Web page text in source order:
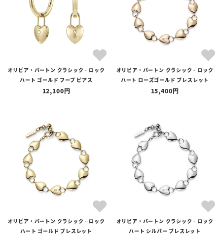
オリビア・バートン クラシック - ロック
ハート ゴールド フープ ピアス
12,100
オリビア・バートン クラシック - ロック
ハート ローズゴールド ブレスレット
15,400
オリビア・バートン クラシック - ロック
ハート ゴールド ブレスレット
オリビア・バートン クラシック - ロック
ハート シルバー ブレスレット